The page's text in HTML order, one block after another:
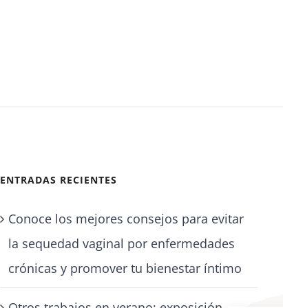
ENTRADAS RECIENTES
Conoce los mejores consejos para evitar
la sequedad vaginal por enfermedades
crónicas y promover tu bienestar íntimo